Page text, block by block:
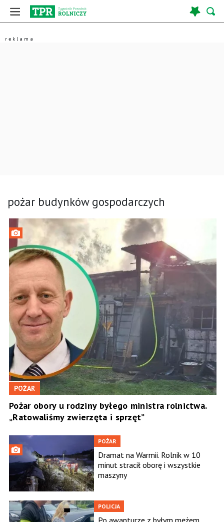
pożar budynków gospodarczych
POŻAR
Pożar obory u rodziny byłego ministra rolnictwa.
„Ratowaliśmy zwierzęta i sprzęt”
POŻAR
Dramat na Warmii. Rolnik w 10
minut stracił oborę i wszystkie
maszyny
POLICJA